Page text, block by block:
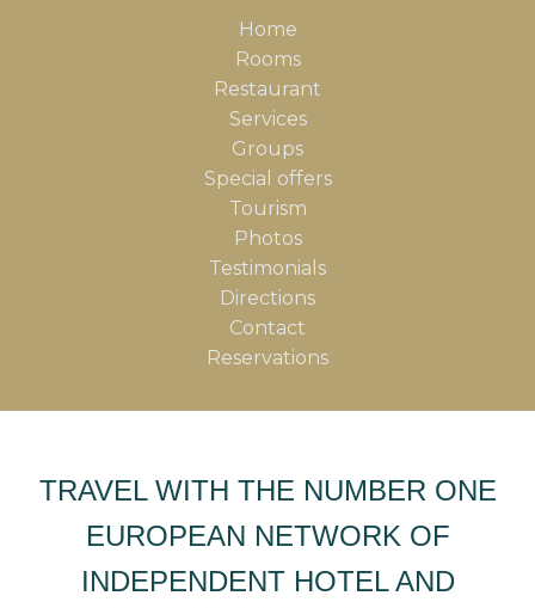
Home
Rooms
Restaurant
Services
Groups
Special offers
Tourism
Photos
Testimonials
Directions
Contact
Reservations
TRAVEL WITH THE NUMBER ONE
EUROPEAN NETWORK OF
INDEPENDENT HOTEL AND